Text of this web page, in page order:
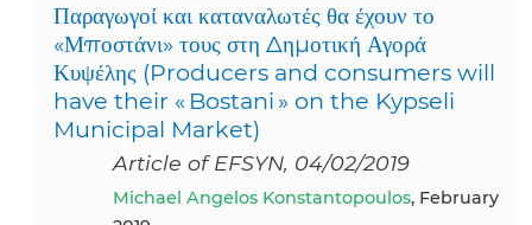
Παραγωγοί και καταναλωτές θα έχουν το
«Μποστάνι» τους στη Δημοτική Αγορά
Κυψέλης (Producers and consumers will
have their « Bostani » on the Kypseli
Municipal Market)
Article of EFSYN, 04/02/2019
Michael Angelos Konstantopoulos, February